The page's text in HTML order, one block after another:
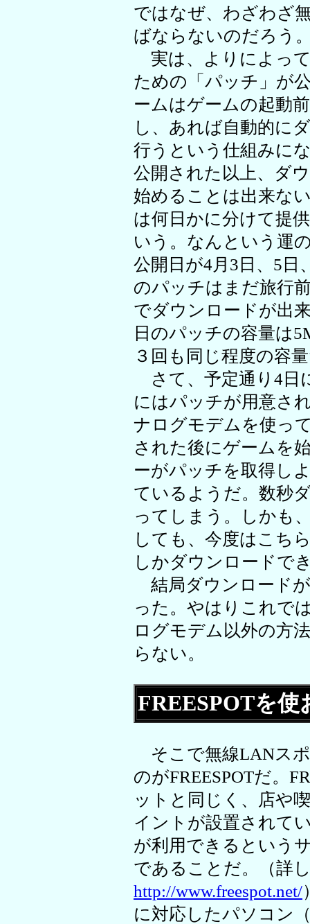
ではなぜ、わざわざ
ばならないのだろう
実は、よりによっ
ための「パッチ」が
ームはゲームの起動
し、あれば自動的に
行うという仕組みに
公開された以上、ダ
始めることは出来な
は何日かに分けて提
いう。なんという運
公開日が4月3日、5日
のパッチはまだ旅行
でダウンロードが出
日のパッチの容量は
３回も同じ程度の容
さて、予定通り4日
にはパッチが用意さ
ナログモデムを使っ
された後にゲームを
ーがパッチを取得し
ているようだ。数秒
ってしまう。しかも
しても、今度はこち
しかダウンロードで
結局ダウンロード
った。やはりこれで
ログモデム以外の方
らない。
FREESPOTを使
そこで無線LANス
のがFREESPOTだ。
ットと同じく、店や
イントが設置されて
が利用できるという
であることだ。（詳
http://www.freespot.net/
に対応したパソコン